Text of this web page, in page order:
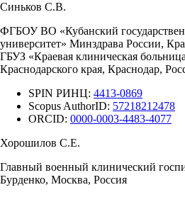
Синьков С.В.
ФГБОУ ВО «Кубанский
университет» Минздрава России,
ГБУЗ «Краевая клиническая
Краснодарского края, Краснодар,
SPIN РИНЦ: 4413-0869
Scopus AuthorID: 57218212478
ORCID: 0000-0003-4483-4077
Хорошилов С.Е.
Главный военный клинический
Бурденко, Москва, Россия